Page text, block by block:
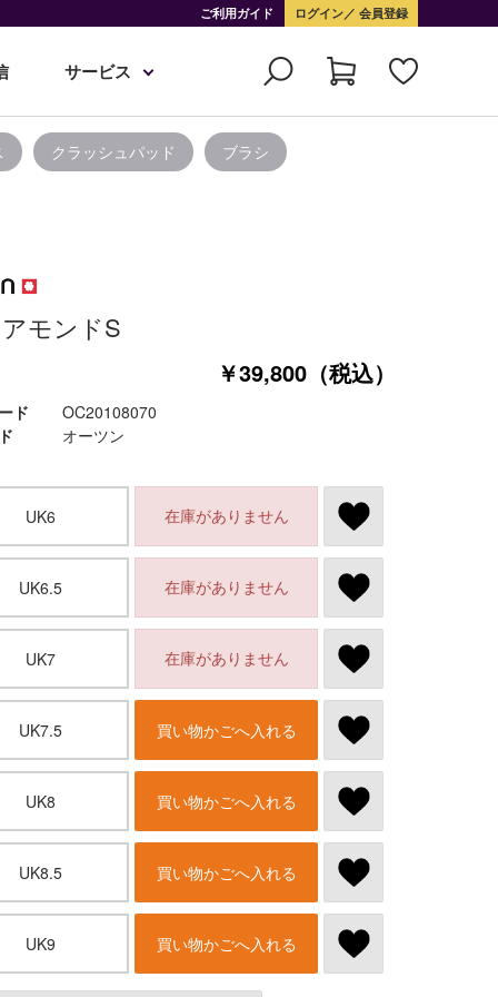
ご利用ガイド ログイン 会員登録
サービス
クラッシュパッド ブラシ
モンドS
￥39,800（税込）
ド
OC20108070
オーツン
UK6 在庫がありません
UK6.5 在庫がありません
UK7 在庫がありません
UK7.5 買い物かごへ入れる
UK8 買い物かごへ入れる
UK8.5 買い物かごへ入れる
UK9 買い物かごへ入れる